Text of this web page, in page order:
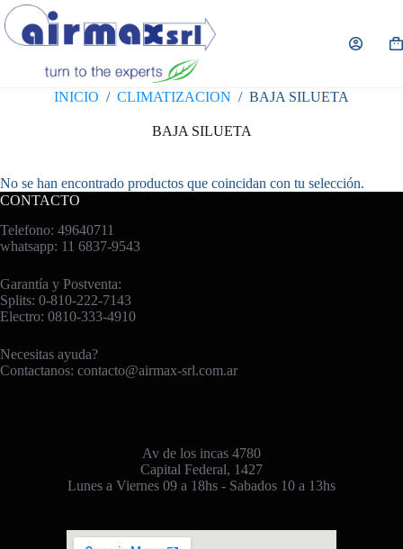
Saltar
al
contenido
INICIO / CLIMATIZACION / BAJA SILUETA
BAJA SILUETA
No se han encontrado productos que coincidan con tu selección.
CONTACTO
Telefono: 49640711
whatsapp: 11 6837-9543
Garantía y Postventa:
Splits: 0-810-222-7143
Electro: 0810-333-4910
Necesitas ayuda?
Contactanos: contacto@airmax-srl.com.ar
Av de los incas 4780
Capital Federal, 1427
Lunes a Viernes 09 a 18hs - Sabados 10 a 13hs